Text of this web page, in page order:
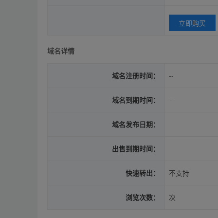
立即购买
域名详情
域名注册时间： --
域名到期时间： --
域名发布日期：
出售到期时间：
快速转出： 不支持
浏览次数： 次